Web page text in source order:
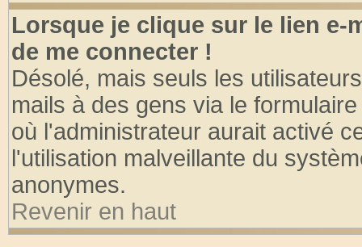
Lorsque je clique sur le lien e-
de me connecter !
Désolé, mais seuls les
mails à des gens via le
où l'administrateur aurait activé
l'utilisation malveillante du
anonymes.
Revenir en haut